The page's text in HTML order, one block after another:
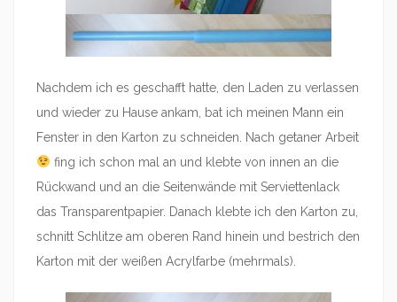
Nachdem ich es geschafft hatte, den Laden zu verlassen
und wieder zu Hause ankam, bat ich meinen Mann ein
Fenster in den Karton zu schneiden. Nach getaner Arbeit
fing ich schon mal an und klebte von innen an die
Rückwand und an die Seitenwände mit Serviettenlack
das Transparentpapier. Danach klebte ich den Karton zu,
schnitt Schlitze am oberen Rand hinein und bestrich den
Karton mit der weißen Acrylfarbe (mehrmals).